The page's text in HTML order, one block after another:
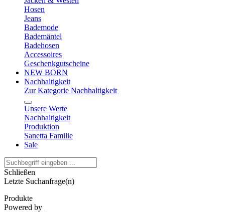
Hosen
Jeans
Bademode
Bademäntel
Badehosen
Accessoires
Geschenkgutscheine
NEW BORN
Nachhaltigkeit
Zur Kategorie Nachhaltigkeit
Unsere Werte
Nachhaltigkeit
Produktion
Sanetta Familie
Sale
Schließen
Letzte Suchanfrage(n)
Produkte
Powered by